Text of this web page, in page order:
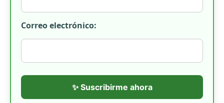
Correo electrónico:
✨ Suscribirme ahora